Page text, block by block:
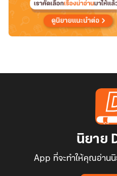
นิยาย
App ที่จะทำให้คุณอ่าน